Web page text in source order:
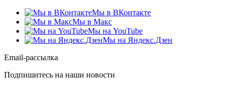
Мы в ВКонтакте
Мы в Макс
Мы на YouTube
Мы на Яндекс.Дзен
Email-рассылка
Подпишитесь на наши новости